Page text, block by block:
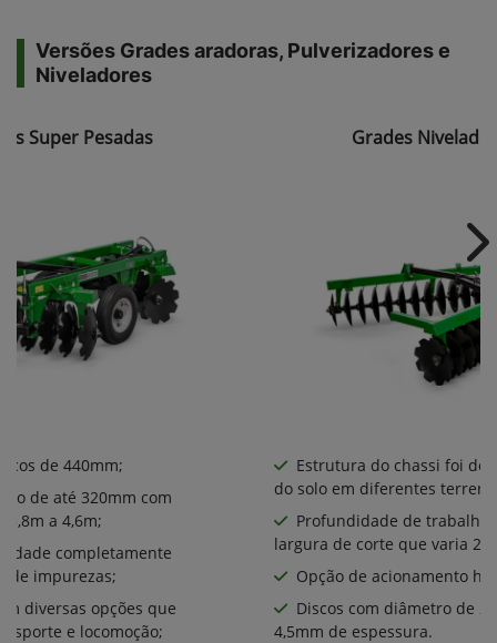
Versões Grades aradoras, Pulverizadores e
Niveladores
Super Pesadas
de 440mm​;
de até 320mm com
a 4,6m;
completamente
de impurezas;
diversas opções que
e locomoção;
Grades
Estrutura do chassi foi
do solo em diferentes
Profundidade de trabalho
largura de corte que varia
Opção de acionamento
Discos com diâmetro de
4,5mm de espessura.